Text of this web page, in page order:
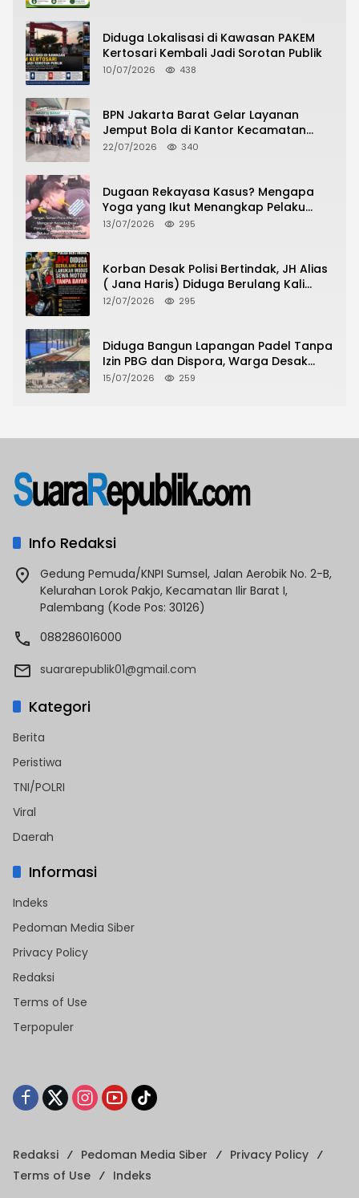
Diduga Lokalisasi di Kawasan PAKEM
Kertosari Kembali Jadi Sorotan Publik
10/07/2026 438
BPN Jakarta Barat Gelar Layanan
Jemput Bola di Kantor Kecamatan
Grogol Petamburan, Warga Antusias
22/07/2026 340
Dugaan Rekayasa Kasus? Mengapa
Yoga yang Ikut Menangkap Pelaku
Pencurian Toko Ponsel di Pancur Batu
13/07/2026 295
Korban Desak Polisi Bertindak, JH Alias
( Jana Haris) Diduga Berulang Kali
Lakukan Modus Sewa Motor Tanpa
12/07/2026 295
Diduga Bangun Lapangan Padel Tanpa
Izin PBG dan Dispora, Warga Desak
CKTRP dan Dispora Jakarta Barat
15/07/2026 259
Info Redaksi
Gedung Pemuda/KNPI Sumsel, Jalan Aerobik No. 2-B,
Kelurahan Lorok Pakjo, Kecamatan Ilir Barat I,
Palembang (Kode Pos: 30126)
088286016000
suararepublik01@gmail.com
Kategori
Berita
Peristiwa
TNI/POLRI
Viral
Daerah
Informasi
Indeks
Pedoman Media Siber
Privacy Policy
Redaksi
Terms of Use
Terpopuler
Redaksi Pedoman Media Siber
Privacy Policy
Terms of Use
Indeks